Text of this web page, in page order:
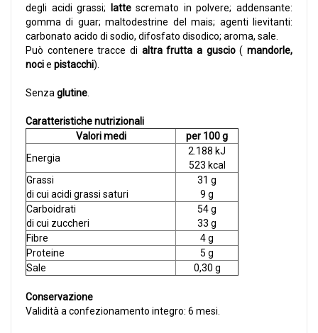
degli acidi grassi;
lattescremato in polvere; addensante:
gomma di guar; maltodestrine del mais; agenti lievitanti:
carbonato acido di sodio, difosfato disodico; aroma, sale.
Può contenere tracce di altra frutta a guscio(mandorle,
nocie pistacchi).
Senzaglutine.
Caratteristiche nutrizionali
Valori medi
per 100 g
Energia
2.188 kJ
523 kcal
Grassi
di cui acidi grassi saturi
31 g
9 g
Carboidrati
di cui zuccheri
54 g
33 g
Fibre
4 g
Proteine
5 g
Sale
0,30 g
Conservazione
Validità a confezionamento integro: 6 mesi.